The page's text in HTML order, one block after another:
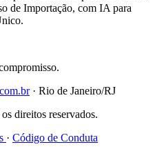
de Importação, com IA para
· Rio de Janeiro/RJ
direitos reservados.
· Código de Conduta